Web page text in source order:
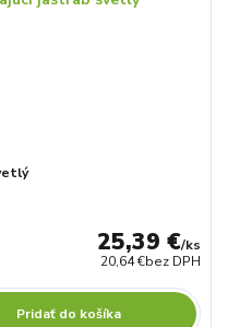
25,39 €/ks
20,64 €bez DPH
Pridať do košíka